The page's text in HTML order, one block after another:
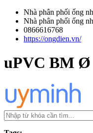
Nhà phân phối ống
Nhà phân phối ống
0866616768
https://ongdien.vn/
uPVC BM Ø